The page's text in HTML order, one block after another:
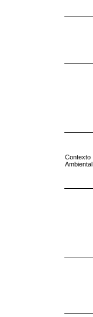
Contexto
Ambiental